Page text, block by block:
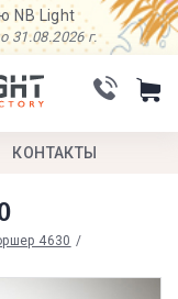
NB Light
31.08.2026 г.
КОНТАКТЫ
4630